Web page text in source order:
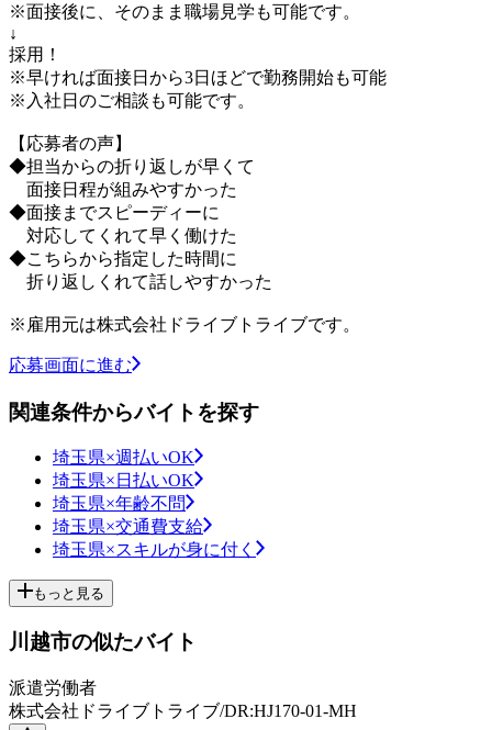
※面接後に、そのまま職場見学も可能です。
↓
採用！
※早ければ面接日から3日ほどで勤務開始も可能
※入社日のご相談も可能です。
【応募者の声】
◆担当からの折り返しが早くて
面接日程が組みやすかった
◆面接までスピーディーに
対応してくれて早く働けた
◆こちらから指定した時間に
折り返しくれて話しやすかった
※雇用元は株式会社ドライブトライブです。
応募画面に進む
関連条件からバイトを探す
埼玉県×週払いOK
埼玉県×日払いOK
埼玉県×年齢不問
埼玉県×交通費支給
埼玉県×スキルが身に付く
もっと見る
川越市の似たバイト
派遣労働者
株式会社ドライブトライブ/DR:HJ170-01-MH